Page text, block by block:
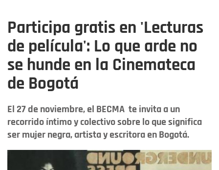
Participa gratis en 'Lecturas
de película': Lo que arde no
se hunde en la Cinemateca
de Bogotá
El 27 de noviembre, el BECMA te invita a un
recorrido íntimo y colectivo sobre lo que significa
ser mujer negra, artista y escritora en Bogotá.